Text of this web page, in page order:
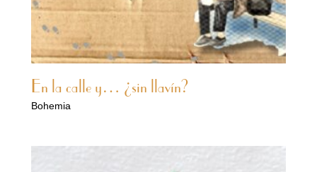
En la calle y… ¿sin llavín?
Bohemia